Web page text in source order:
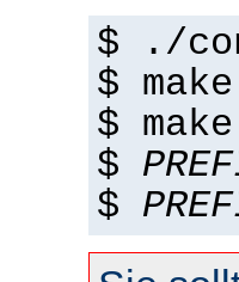
$ ./
$ make
$
$
$